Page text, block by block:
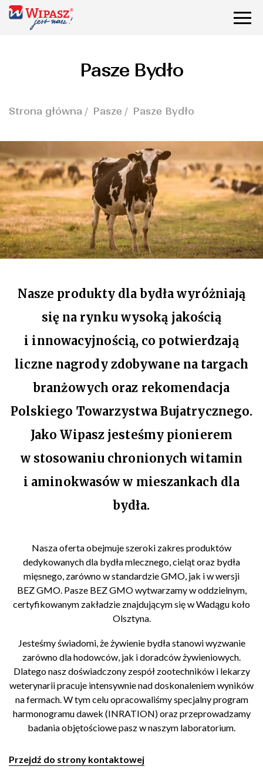
Pasze Bydło
Strona główna Pasze Pasze Bydło
Nasze produkty dla bydła wyróżniają
się na rynku wysoką jakością
i innowacyjnością, co potwierdzają
liczne nagrody zdobywane na targach
branżowych oraz rekomendacja
Polskiego Towarzystwa Bujatrycznego.
Jako Wipasz jesteśmy pionierem
w stosowaniu chronionych witamin
i aminokwasów w mieszankach dla
bydła.
Nasza oferta obejmuje szeroki zakres produktów
dedykowanych dla bydła mlecznego, cieląt oraz bydła
mięsnego, zarówno w standardzie GMO, jak i w wersji
BEZ GMO. Pasze BEZ GMO wytwarzamy w oddzielnym,
certyfikowanym zakładzie znajdującym się w Wadągu koło
Olsztyna.
Jesteśmy świadomi, że żywienie bydła stanowi wyzwanie
zarówno dla hodowców, jak i doradców żywieniowych.
Dlatego nasz doświadczony zespół zootechników i lekarzy
weterynarii pracuje intensywnie nad doskonaleniem wyników
na fermach. W tym celu opracowaliśmy specjalny program
harmonogramu dawek (INRATION) oraz przeprowadzamy
badania objętościowe pasz w naszym laboratorium.
Przejdź do strony kontaktowej